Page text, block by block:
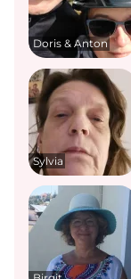
Doris & Anton
Sylvia